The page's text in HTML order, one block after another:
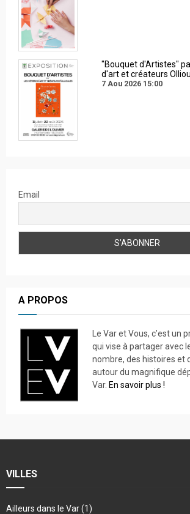
"Bouquet d'Artistes"
d'art et créateurs
7 Aou 2026 15:00
Email
A PROPOS
Le Var et Vous, c’est un
qui vise à partager avec
nombre, des histoires et
autour du magnifique
Var. En savoir plus !
VILLES
Ailleurs dans le Var(1)